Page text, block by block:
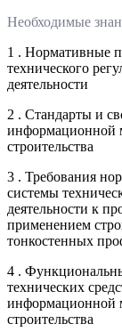
Необходимые
1 . Нормативные
технического
деятельности
2 . Стандарты и
информационной
строительства
3 . Требования
системы
деятельности к
применением
тонкостенных
4 .
технических
информационной
строительства